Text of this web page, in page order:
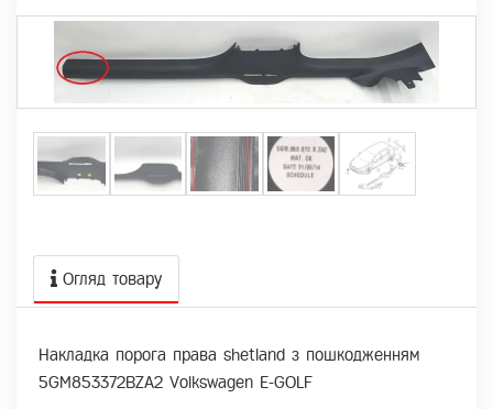
Огляд товару
Накладка порога права shetland з пошкодженням
5GM853372BZA2 Volkswagen E-GOLF